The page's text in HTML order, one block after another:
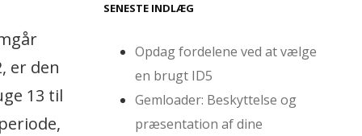
er den
13 til
SENESTE INDLÆG
Opdag fordelene ved at vælge
en brugt ID5
Gemloader: Beskyttelse og
præsentation af dine